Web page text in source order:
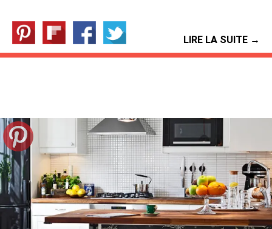
LIRE LA SUITE →